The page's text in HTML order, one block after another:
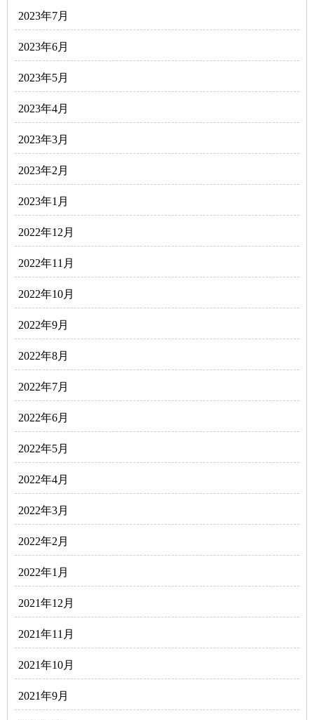
2023年7月
2023年6月
2023年5月
2023年4月
2023年3月
2023年2月
2023年1月
2022年12月
2022年11月
2022年10月
2022年9月
2022年8月
2022年7月
2022年6月
2022年5月
2022年4月
2022年3月
2022年2月
2022年1月
2021年12月
2021年11月
2021年10月
2021年9月